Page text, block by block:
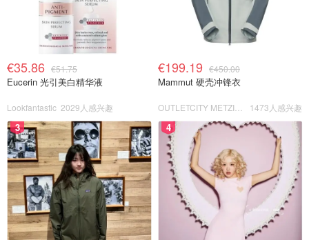
€35.86 €51.75
Eucerin 光引美白精华液
Lookfantastic 2029人感兴趣
€199.19 €450.00
Mammut 硬壳冲锋衣
1473人感兴趣
3 4